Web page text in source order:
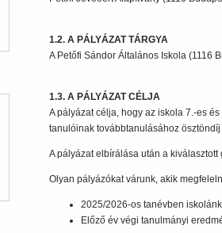
1.2. A PÁLYÁZAT TÁRGYA
A Petőfi Sándor Általános Iskola (1116
1.3. A PÁLYÁZAT CÉLJA
A pályázat célja, hogy az iskola 7.-es
tanulóinak továbbtanulásához
A pályázat elbírálása után a
Olyan pályázókat várunk, akik
2025/2026-os tanévben
Előző év végi tanulmányi